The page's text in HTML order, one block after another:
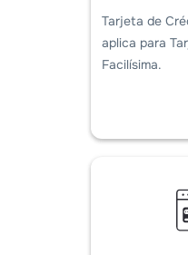
Tarjeta de
aplica para
Facilísima.